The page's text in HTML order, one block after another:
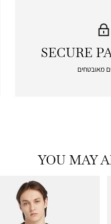
|
payments
SECURE
מאובטחים
YOU MAY